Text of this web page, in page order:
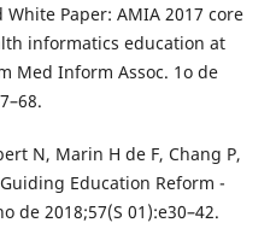
Paper: AMIA 2017 core
informatics education at
Med Inform Assoc. 1o de
N, Marin H de F, Chang P,
Education Reform -
de 2018;57(S 01):e30–42.